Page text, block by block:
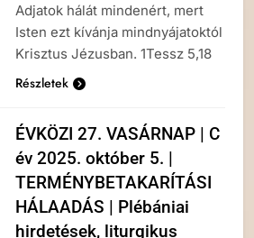
Adjatok hálát mindenért, mert
Isten ezt kívánja mindnyájatoktól
Krisztus Jézusban. 1Tessz 5,18
Részletek
ÉVKÖZI 27. VASÁRNAP | C
év 2025. október 5. |
TERMÉNYBETAKARÍTÁSI
HÁLAADÁS | Plébániai
hirdetések, liturgikus